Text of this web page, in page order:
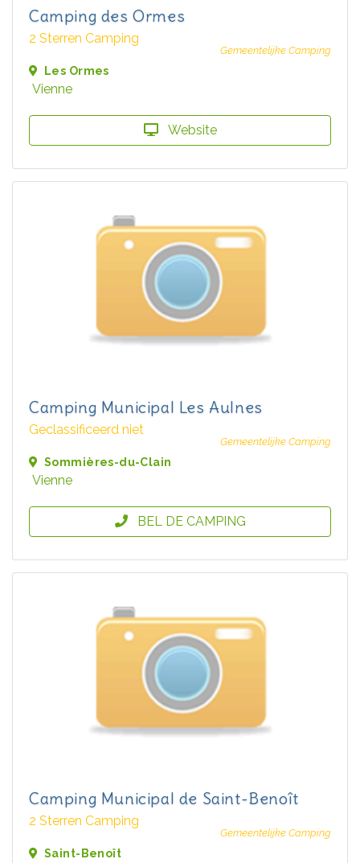
Camping des Ormes
2 Sterren Camping
Gemeentelijke Camping
Les Ormes
Vienne
Website
Camping Municipal Les Aulnes
Geclassificeerd niet
Gemeentelijke Camping
Sommières-du-Clain
Vienne
BEL DE CAMPING
Camping Municipal de Saint-Benoît
2 Sterren Camping
Gemeentelijke Camping
Saint-Benoît